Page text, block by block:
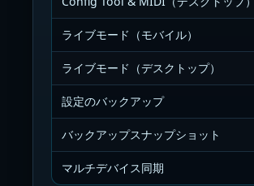
ライブモード（モバイル）
ライブモード（デスクトップ）
設定のバックアップ
バックアップスナップショット
マルチデバイス同期